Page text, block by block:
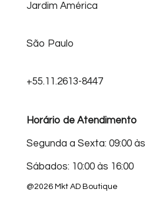
Jardim América
São Paulo
+55.11.2613-8447
Horário de Atendimento
Segunda a Sexta: 09:00 às
Sábados: 10:00 às 16:00
@2026 Mkt AD Boutique